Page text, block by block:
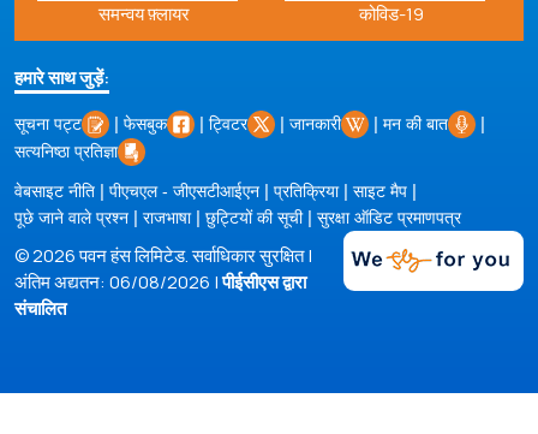
समन्वय फ़्लायर कोविड-19
हमारे साथ जुड़ें:
सूचना पट्ट | फेसबुक | ट्विटर | जानकारी | मन की बात |
सत्यनिष्ठा प्रतिज्ञा
वेबसाइट नीति | पीएचएल - जीएसटीआईएन | प्रतिक्रिया| साइट मैप |
पूछे जाने वाले प्रश्न | राजभाषा| छुट्टियों की सूची| सुरक्षा ऑडिट प्रमाणपत्र
© 2026 पवन हंस लिमिटेड. सर्वाधिकार सुरक्षित |
अंतिम अद्यतन: 06/08/2026 |पीईसीएस द्वारा
संचालित